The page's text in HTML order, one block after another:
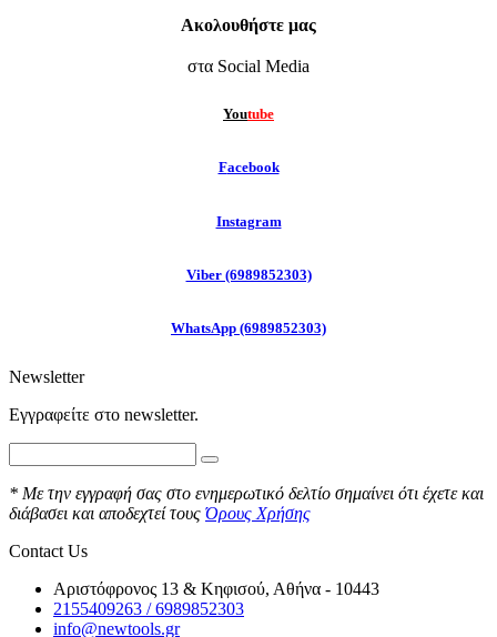
Ακολουθήστε μας
στα Social Media
Youtube
Facebook
Instagram
Viber (6989852303)
WhatsApp (6989852303)
Newsletter
Εγγραφείτε στo newsletter.
* Με την εγγραφή σας στο ενημερωτικό δελτίο σημαίνει ότι έχετε και
διάβασει και αποδεχτεί τους Όρους Χρήσης
Contact Us
Αριστόφρονος 13 & Κηφισού, Αθήνα - 10443
2155409263 / 6989852303
info@newtools.gr